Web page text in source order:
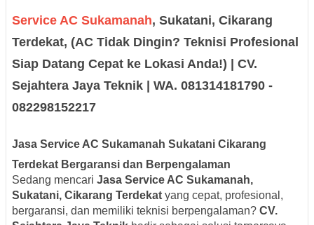
Service AC Sukamanah, Sukatani, Cikarang
Terdekat, (AC Tidak Dingin? Teknisi Profesional
Siap Datang Cepat ke Lokasi Anda!) | CV.
Sejahtera Jaya Teknik | WA. 081314181790 -
082298152217
Jasa Service AC Sukamanah Sukatani Cikarang
Terdekat Bergaransi dan Berpengalaman
Sedang mencari Jasa Service AC Sukamanah,
Sukatani, Cikarang Terdekat yang cepat, profesional,
bergaransi, dan memiliki teknisi berpengalaman? CV.